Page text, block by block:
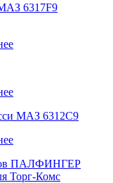
6317F9
МАЗ 6312С9
ПАЛФИНГЕР
Торг-Комс